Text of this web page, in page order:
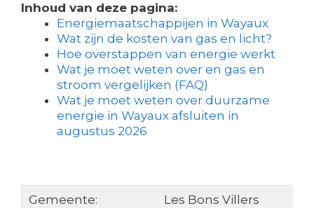
Inhoud van deze pagina:
Energiemaatschappijen in Wayaux
Wat zijn de kosten van gas en licht?
Hoe overstappen van energie werkt
Wat je moet weten over en gas en
stroom vergelijken (FAQ)
Wat je moet weten over duurzame
energie in Wayaux afsluiten in
augustus 2026
Gemeente:
Les Bons Villers